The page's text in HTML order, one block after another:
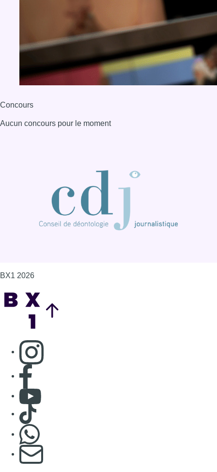
Concours
Aucun concours pour le moment
BX1 2026
Consulter page Instagram
Consulter page Facebook
Consulter Youtube
Consulter TikTok
S'abonner à notre newsletter